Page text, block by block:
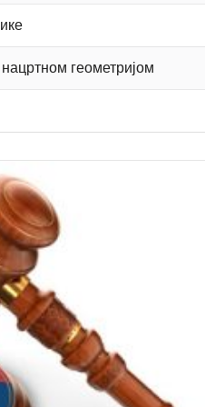
геометријом